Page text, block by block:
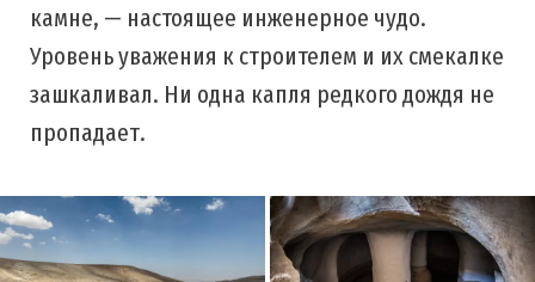
камне, — настоящее инженерное чудо.
Уровень уважения к строителем и их смекалке
зашкаливал. Ни одна капля редкого дождя не
пропадает.